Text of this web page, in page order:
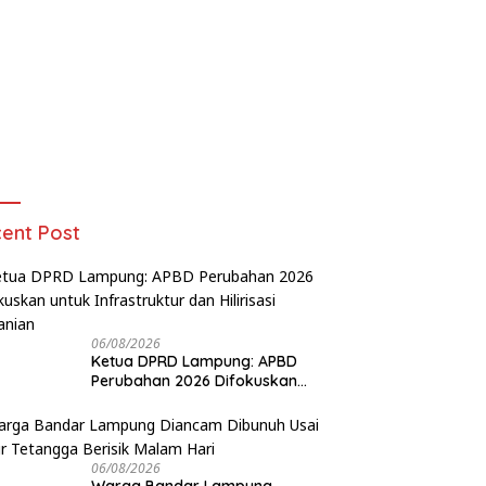
Post
06/08/2026
Ketua DPRD Lampung: APBD
Perubahan 2026 Difokuskan
Hilirisasi Pertanian
06/08/2026